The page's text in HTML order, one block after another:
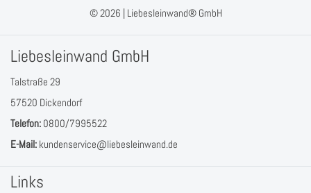
© 2026 | Liebesleinwand® GmbH
Liebesleinwand GmbH
Talstraße 29
57520 Dickendorf
Telefon: 0800/7995522
E-Mail: kundenservice@liebesleinwand.de
Links